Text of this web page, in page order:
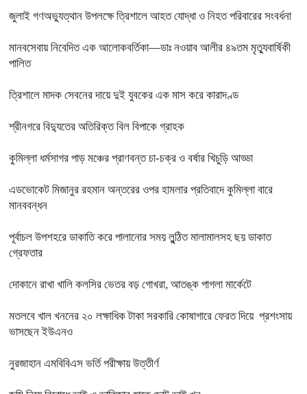
জুলাই গণঅভ্যুত্থান উপলক্ষে ত্রিশালে আহত যোদ্ধা ও নিহত পরিবারের সংবর্ধনা
মানবসেবায় নিবেদিত এক আলোকবর্তিকা—ডাঃ নওয়াব আলীর ৪৯তম মৃত্যুবার্ষিকী
পালিত
ত্রিশালে মাদক সেবনের দায়ে দুই যুবকের এক মাস করে কারাদণ্ড
শ্রীনগরে বিদ্যুতের অতিরিক্ত বিল বিপাকে গ্রাহক
কুমিল্লা ধর্মসাগর পাড় মঞ্চের প্রাণবন্ত চা-চক্র ও বর্ষার খিচুড়ি আড্ডা
এডভোকেট মিজানুর রহমান অন্তরের ওপর হামলার প্রতিবাদে কুমিল্লা বারে
মানববন্ধন
পূর্বাচল উপশহরে ডাকাতি করে পালানোর সময় লুন্ঠিত মালামালসহ ছয় ডাকাত
গ্রেফতার
দোকানে রাখা খালি কলসির ভেতর বড় গোখরা, আতঙ্ক পাগলা মার্কেটে
মতলবে খাল খননের ২০ লক্ষাধিক টাকা সরকারি কোষাগারে ফেরত দিয়ে প্রশংসায়
ভাসছেন ইউএনও
নুরজাহান এমবিবিএস ভর্তি পরীক্ষায় উত্তীর্ণ